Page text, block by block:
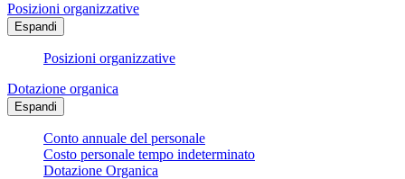
Posizioni organizzative
Espandi
Posizioni organizzative
Dotazione organica
Espandi
Conto annuale del personale
Costo personale tempo indeterminato
Dotazione Organica